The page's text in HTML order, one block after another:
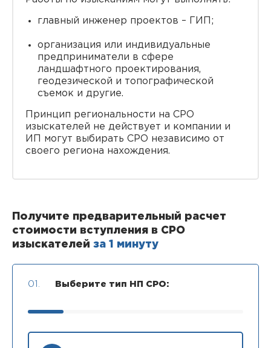
главный инженер проектов – ГИП;
организация или индивидуальные
предприниматели в сфере
ландшафтного проектирования,
геодезической и топографической
съемок и другие.
Принцип региональности на СРО
изыскателей не действует и компании и
ИП могут выбирать СРО независимо от
своего региона нахождения.
Получите предварительный расчет
стоимости вступления в СРО
изыскателей за 1 минуту
01. Выберите тип НП СРО: